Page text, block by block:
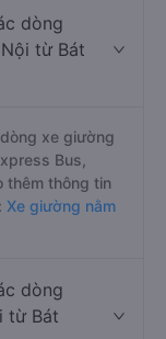
dòng
từ Bát
xe giường
Bus,
thêm thông tin
Xe giường nằm
dòng
từ Bát